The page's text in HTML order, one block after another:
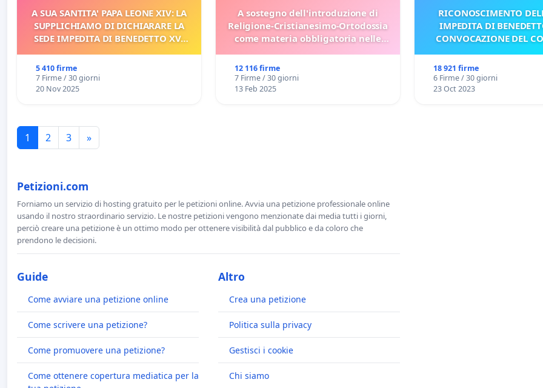
A SUA SANTITA' PAPA LEONE XIV: LA
SUPPLICHIAMO DI DICHIARARE LA
SEDE IMPEDITA DI BENEDETTO XVI
5 410 firme
7 Firme / 30 giorni
20 Nov 2025
A sostegno dell'introduzione di
Religione-Cristianesimo-Ortodossia
come materia obbligatoria nelle
12 116 firme
7 Firme / 30 giorni
13 Feb 2025
RICONOSCIMENTO
IMPEDITA DI
CONVOCAZIONE DEL
18 921 firme
6 Firme / 30 giorni
23 Oct 2023
1 2 3 »
Petizioni.com
Forniamo un servizio di hosting gratuito per le petizioni online. Avvia una petizione professionale online
usando il nostro straordinario servizio. Le nostre petizioni vengono menzionate dai media tutti i giorni,
perciò creare una petizione è un ottimo modo per ottenere visibilità dal pubblico e da coloro che
prendono le decisioni.
Guide
Come avviare una petizione online
Come scrivere una petizione?
Come promuovere una petizione?
Come ottenere copertura mediatica per la
Altro
Crea una petizione
Politica sulla privacy
Gestisci i cookie
Chi siamo